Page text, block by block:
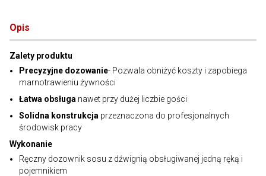
Opis
Zalety produktu
Precyzyjne dozowanie- Pozwala obniżyć koszty i zapobiega
marnotrawieniu żywności
Łatwa obsługa nawet przy dużej liczbie gości
Solidna konstrukcja przeznaczona do profesjonalnych
środowisk pracy
Wykonanie
Ręczny dozownik sosu z dźwignią obsługiwanej jedną ręką i
pojemnikiem